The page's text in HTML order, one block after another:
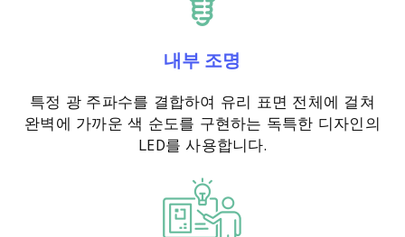
내부 조명
특정 광 주파수를 결합하여 유리 표면 전체에 걸쳐
완벽에 가까운 색 순도를 구현하는 독특한 디자인의
LED를 사용합니다.